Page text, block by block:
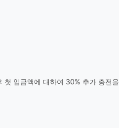
첫 입금액에 대하여 30% 추가 충전을